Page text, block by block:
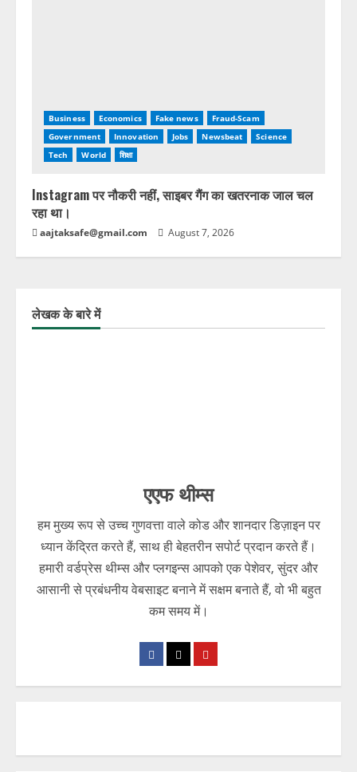
Business Economics Fake news
Fraud-Scam
Government
Innovation Jobs Newsbeat
Science
Tech
World शिक्षा
Instagram पर नौकरी नहीं, साइबर गैंग का खतरनाक जाल चल
रहा था।
aajtaksafe@gmail.com August 7, 2026
लेखक के बारे में
एएफ थीम्स
हम मुख्य रूप से उच्च गुणवत्ता वाले कोड और शानदार डिज़ाइन पर
ध्यान केंद्रित करते हैं, साथ ही बेहतरीन सपोर्ट प्रदान करते हैं।
हमारी वर्डप्रेस थीम्स और प्लगइन्स आपको एक पेशेवर, सुंदर और
आसानी से प्रबंधनीय वेबसाइट बनाने में सक्षम बनाते हैं, वो भी बहुत
कम समय में।